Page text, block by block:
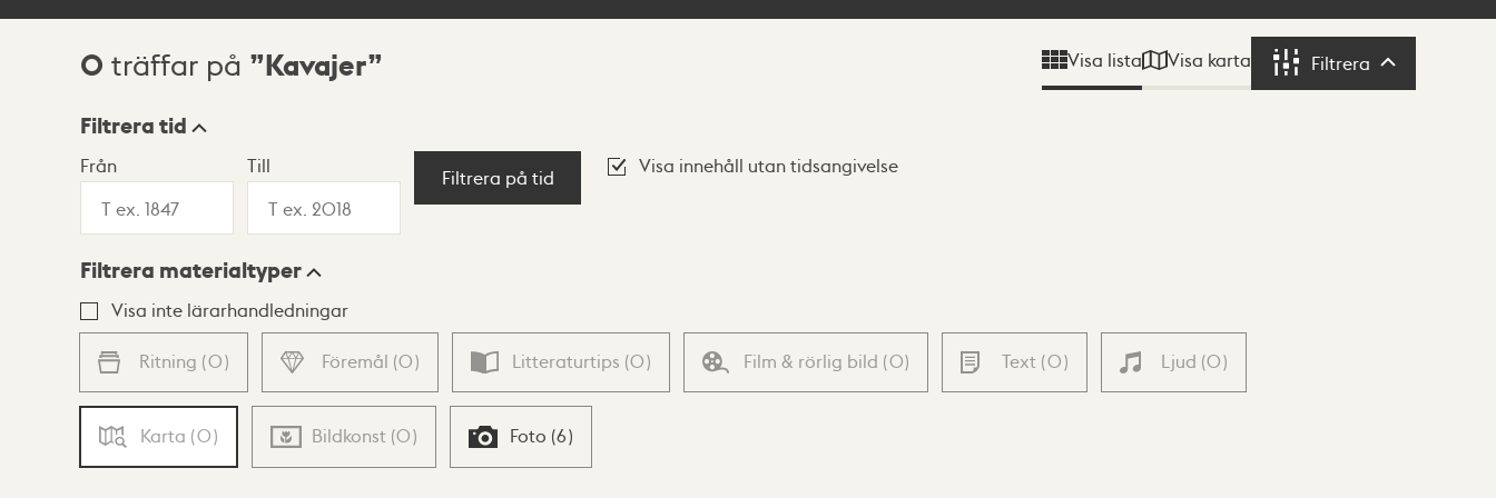
Sökresultat
0 träffar på Kavajer Visa lista Visa karta Filtrera Filtrera
Visningsläge
Lista Karta
Filtrera tid
Från Till
Filtrera på tid
Visa innehåll utan tidsangivelse
Filtrera materialtyper
Visa inte lärarhandledningar
Ritning (0) Föremål (0) Litteraturtips (0) Film & rörlig bild (0) Text (0) Ljud (0)
Karta (0) Bildkonst (0) Foto (6)